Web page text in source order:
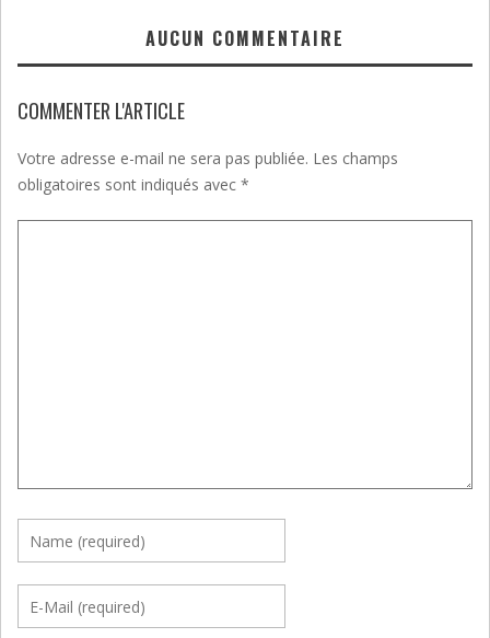
AUCUN COMMENTAIRE
COMMENTER L'ARTICLE
Votre adresse e-mail ne sera pas publiée. Les champs
obligatoires sont indiqués avec *